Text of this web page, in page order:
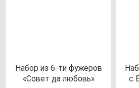
Набор из 6-ти фу­же­ров
«Совет да лю­бовь»
с